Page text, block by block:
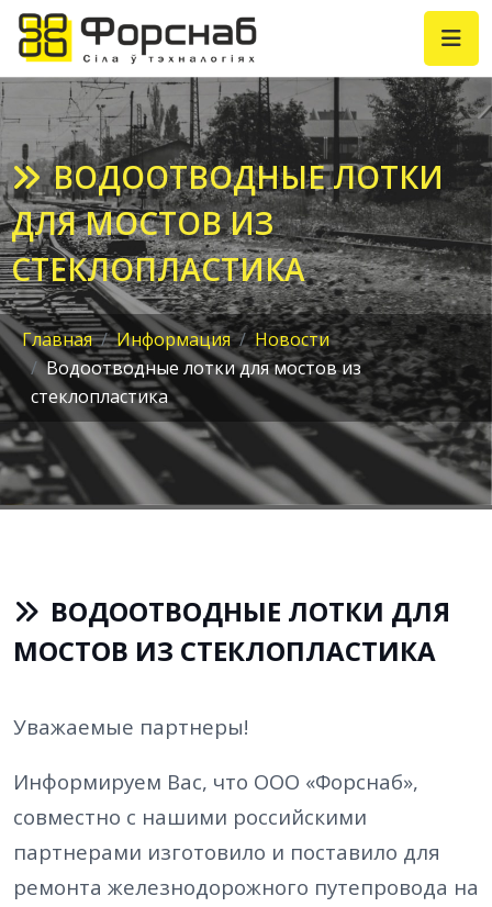
ВОДООТВОДНЫЕ ЛОТКИ
ДЛЯ МОСТОВ ИЗ
СТЕКЛОПЛАСТИКА
Главная Информация
Новости
Водоотводные лотки для мостов из
стеклопластика
ВОДООТВОДНЫЕ ЛОТКИ ДЛЯ
МОСТОВ ИЗ СТЕКЛОПЛАСТИКА
Уважаемые партнеры!
Информируем Вас, что ООО «Форснаб»,
совместно с нашими российскими
партнерами изготовило и поставило для
ремонта железнодорожного путепровода на